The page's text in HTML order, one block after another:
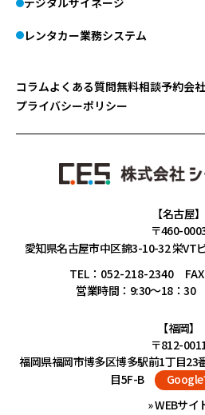
レンタカー業務システム
コラムよくある質問無料相談予約会
プライバシーポリシー
【名古屋】
〒460-
愛知県名古屋市中区錦3-10-32 栄
TEL： 052-218-2340FAX
営業時間：9:30～18：30
【福岡】
〒812-
福岡県福岡市博多区博多駅前1丁目
目5F-B
» WEBサイ